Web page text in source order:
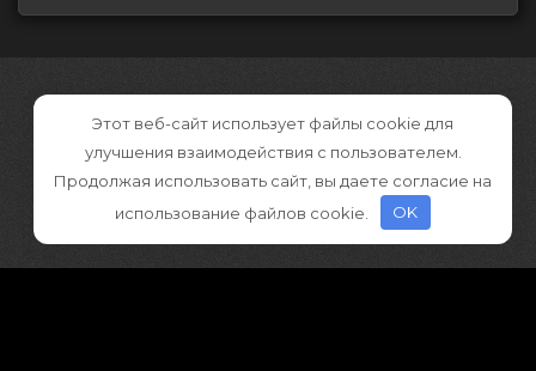
Этот веб-сайт использует файлы cookie для
улучшения взаимодействия с пользователем.
Продолжая использовать сайт, вы даете согласие на
использование файлов cookie.
OK